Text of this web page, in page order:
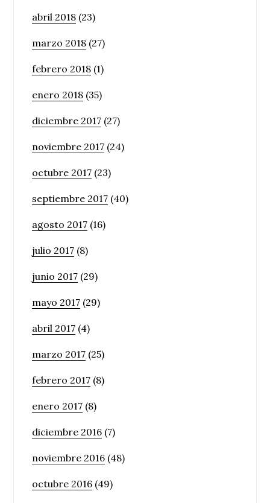
abril 2018 (23)
marzo 2018 (27)
febrero 2018 (1)
enero 2018 (35)
diciembre 2017 (27)
noviembre 2017 (24)
octubre 2017 (23)
septiembre 2017 (40)
agosto 2017 (16)
julio 2017 (8)
junio 2017 (29)
mayo 2017 (29)
abril 2017 (4)
marzo 2017 (25)
febrero 2017 (8)
enero 2017 (8)
diciembre 2016 (7)
noviembre 2016 (48)
octubre 2016 (49)